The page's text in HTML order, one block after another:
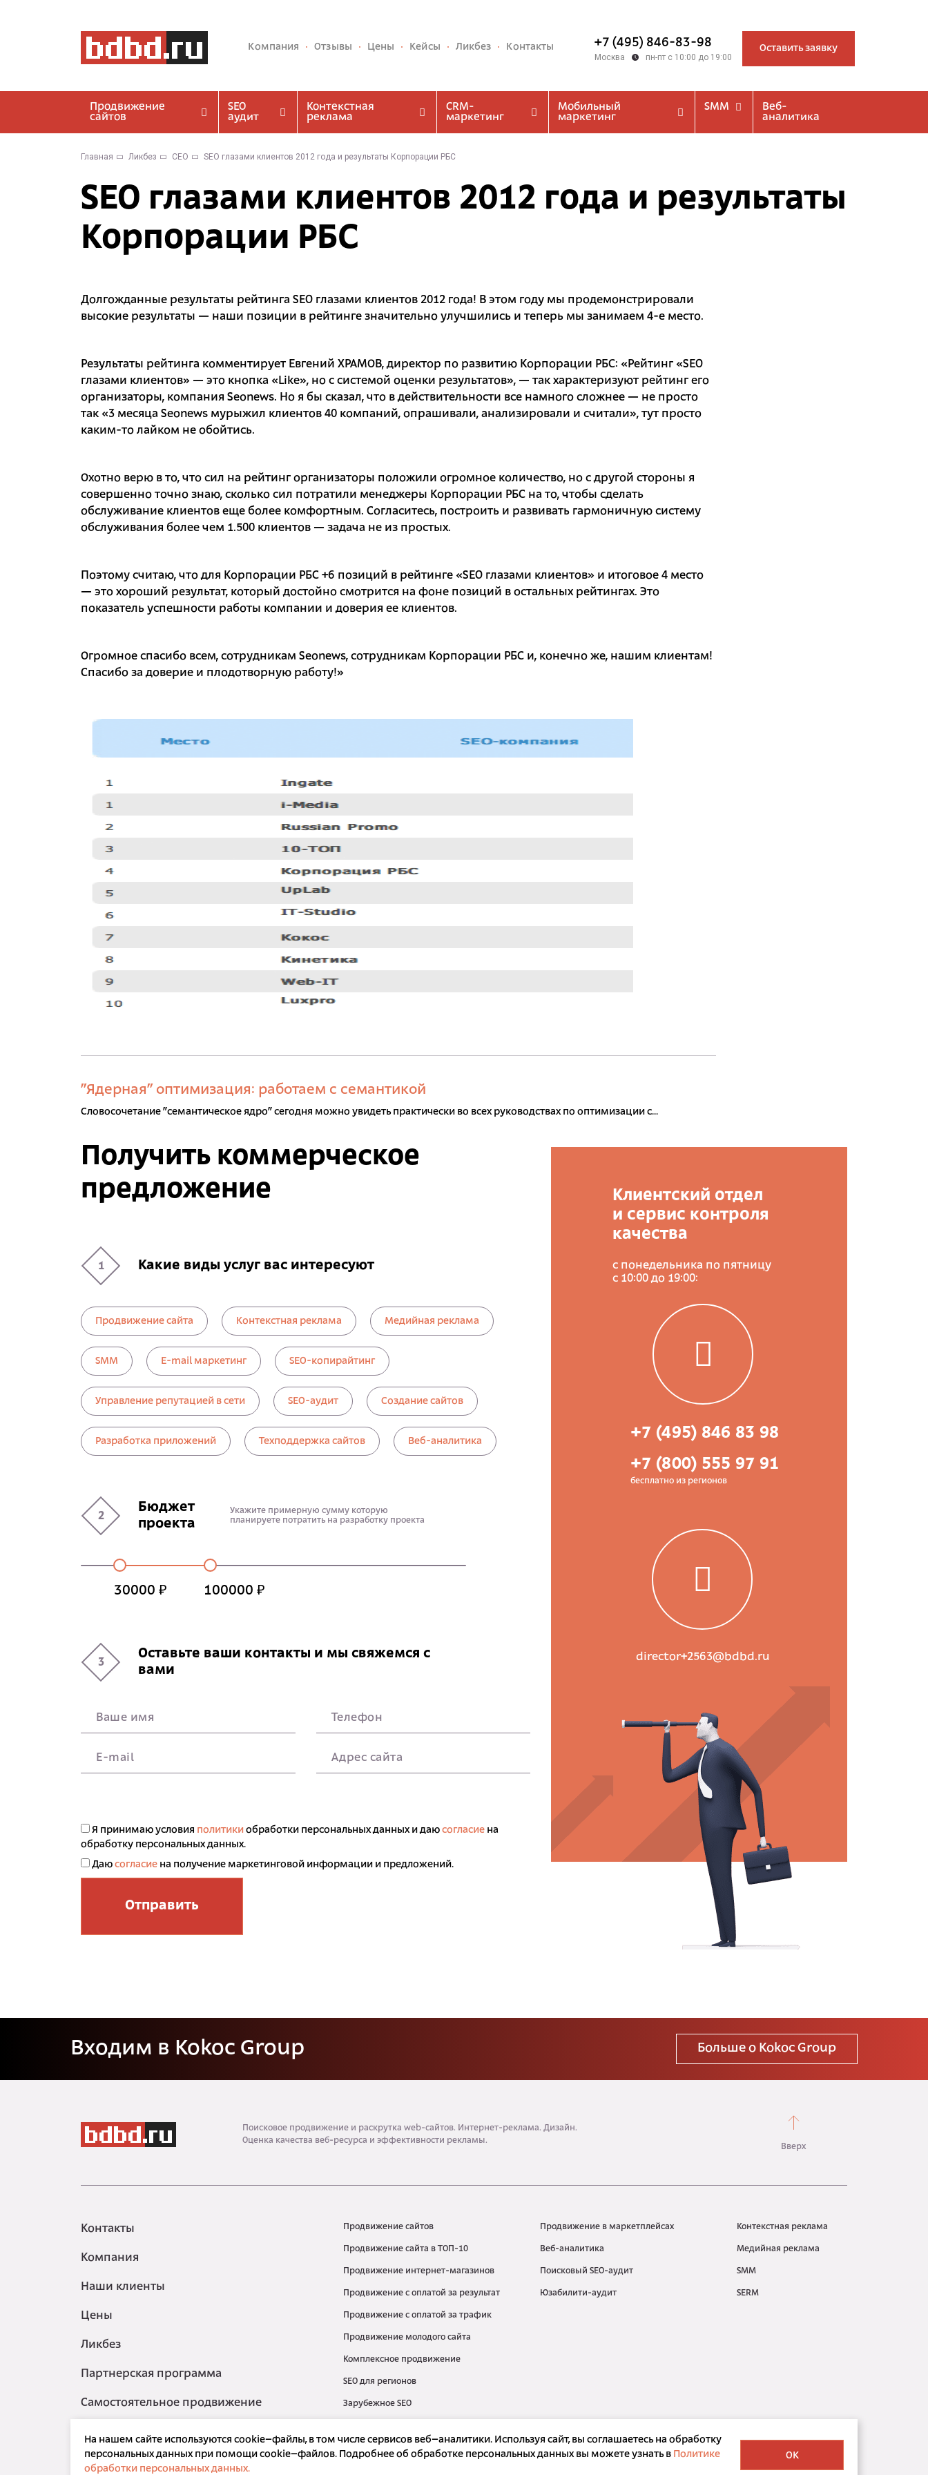
Компания Отзывы Цены Кейсы Ликбез Контакты +7 (495) 846-83-98
Москва пн-пт с 10:00 до 19:00
Оставить заявку
Продвижение
сайтов
SEO
аудит
Контекстная
реклама
CRM-
маркетинг
Мобильный
маркетинг
SMM
Веб-
аналитика
Главная Ликбез CEO SEO глазами клиентов 2012 года и результаты Корпорации РБС
SEO глазами клиентов 2012 года и результаты
Корпорации РБС
Долгожданные результаты рейтинга SEO глазами клиентов 2012 года! В этом году мы продемонстрировали
высокие результаты — наши позиции в рейтинге значительно улучшились и теперь мы занимаем 4-е место.
Результаты рейтинга комментирует Евгений ХРАМОВ, директор по развитию Корпорации РБС: «Рейтинг «SEO
глазами клиентов» — это кнопка «Like», но с системой оценки результатов», — так характеризуют рейтинг его
организаторы, компания Seonews. Но я бы сказал, что в действительности все намного сложнее — не просто
так «3 месяца Seonews мурыжил клиентов 40 компаний, опрашивали, анализировали и считали», тут просто
каким-то лайком не обойтись.
Охотно верю в то, что сил на рейтинг организаторы положили огромное количество, но с другой стороны я
совершенно точно знаю, сколько сил потратили менеджеры Корпорации РБС на то, чтобы сделать
обслуживание клиентов еще более комфортным. Согласитесь, построить и развивать гармоничную систему
обслуживания более чем 1.500 клиентов — задача не из простых.
Поэтому считаю, что для Корпорации РБС +6 позиций в рейтинге «SEO глазами клиентов» и итоговое 4 место
— это хороший результат, который достойно смотрится на фоне позиций в остальных рейтингах. Это
показатель успешности работы компании и доверия ее клиентов.
Огромное спасибо всем, сотрудникам Seonews, сотрудникам Корпорации РБС и, конечно же, нашим клиентам!
Спасибо за доверие и плодотворную работу!»
"Ядерная" оптимизация: работаем с семантикой
Словосочетание "семантическое ядро" сегодня можно увидеть практически во всех руководствах по оптимизации с...
Получить коммерческое
предложение
1 Какие виды услуг вас интересуют
Продвижение сайта Контекстная реклама Медийная реклама
SMM E-mail маркетинг SEO-копирайтинг
Управление репутацией в сети SEO-аудит Создание сайтов
Разработка приложений Техподдержка сайтов Веб-аналитика
2
Бюджет
проекта
Укажите примерную сумму которую
планируете потратить на разработку проекта
30000 ₽ 100000 ₽
3
Оставьте ваши контакты и мы свяжемся с
вами
Ваше имя Телефон
E-mail Адрес сайта
Я принимаю условия политики обработки персональных данных и даю согласие на
обработку персональных данных.
Даю согласие на получение маркетинговой информации и предложений.
Отправить
Клиентский отдел
и сервис контроля
качества
с понедельника по пятницу
с 10:00 до 19:00:
+7 (495) 846 83 98
+7 (800) 555 97 91
бесплатно из регионов
director+2563@bdbd.ru
Входим в Kokoc Group Больше о Kokoc Group
Поисковое продвижение и раскрутка web-сайтов. Интернет-реклама. Дизайн.
Оценка качества веб-ресурса и эффективности рекламы.
Вверх
Контакты
Компания
Наши клиенты
Цены
Ликбез
Партнерская программа
Самостоятельное продвижение
Продвижение сайтов
Продвижение сайта в ТОП-10
Продвижение интернет-магазинов
Продвижение с оплатой за результат
Продвижение с оплатой за трафик
Продвижение молодого сайта
Комплексное продвижение
SEO для регионов
Зарубежное SEO
Продвижение в маркетплейсах
Веб-аналитика
Поисковый SEO-аудит
Юзабилити-аудит
Контекстная реклама
Медийная реклама
SMM
SERM
ООО «Корпорация РБС» Политика конфиденциальности
На нашем сайте используются cookie–файлы, в том числе сервисов веб–аналитики. Используя сайт, вы соглашаетесь на обработку
персональных данных при помощи cookie–файлов. Подробнее об обработке персональных данных вы можете узнать в Политике
обработки персональных данных.
OK